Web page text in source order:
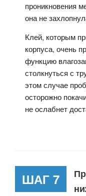
проникновения
она не
Клей, которым
корпуса, очень
функцию
столкнуться с
этом случае
осторожно
не ослабнет
ШАГ 7